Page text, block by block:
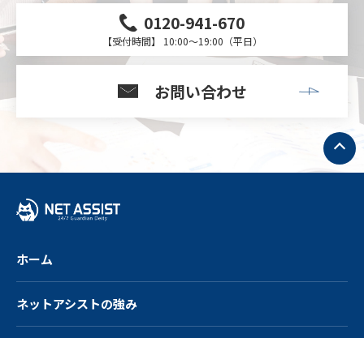
0120-941-670
【受付時間】 10:00～19:00（平日）
お問い合わせ
ト
ッ
プ
へ
ホーム
ネットアシストの強み